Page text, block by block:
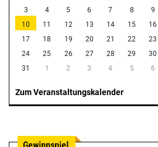
3
4 5 6 7 8
9
10
11 12 13 14 15
16
17
18 19 20 21 22
23
24
25 26 27 28 29
30
31
1 2 3 4 5 6
Zum Veranstaltungskalender